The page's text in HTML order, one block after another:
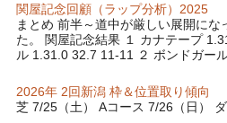
関屋記念回顧（ラップ分析）2025
まとめ 前半～道中が厳しい展開に
た。 関屋記念結果 １ カナテープ
ル 1.31.0 32.7 11-11 ２ ボンドガー
2026年 2回新潟 枠＆位置取り傾向
芝 7/25（土） Aコース 7/26（日）